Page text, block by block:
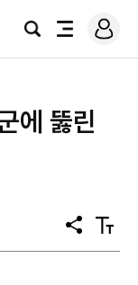
검
전
로
그
에 뚫린
공
유
텍
스